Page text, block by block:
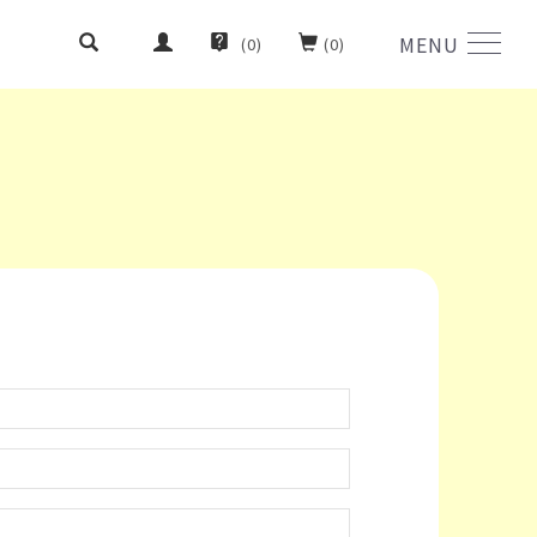
MENU
(0)
(0)